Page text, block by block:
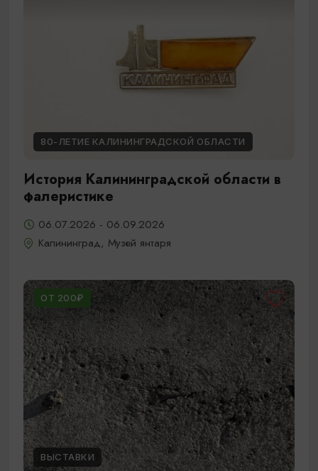
80-ЛЕТИЕ КАЛИНИНГРАДСКОЙ ОБЛАСТИ
История Калининградской области в
фалеристике
06.07.2026 - 06.09.2026
Калининград, Музей янтаря
ОТ 200₽
ВЫСТАВКИ